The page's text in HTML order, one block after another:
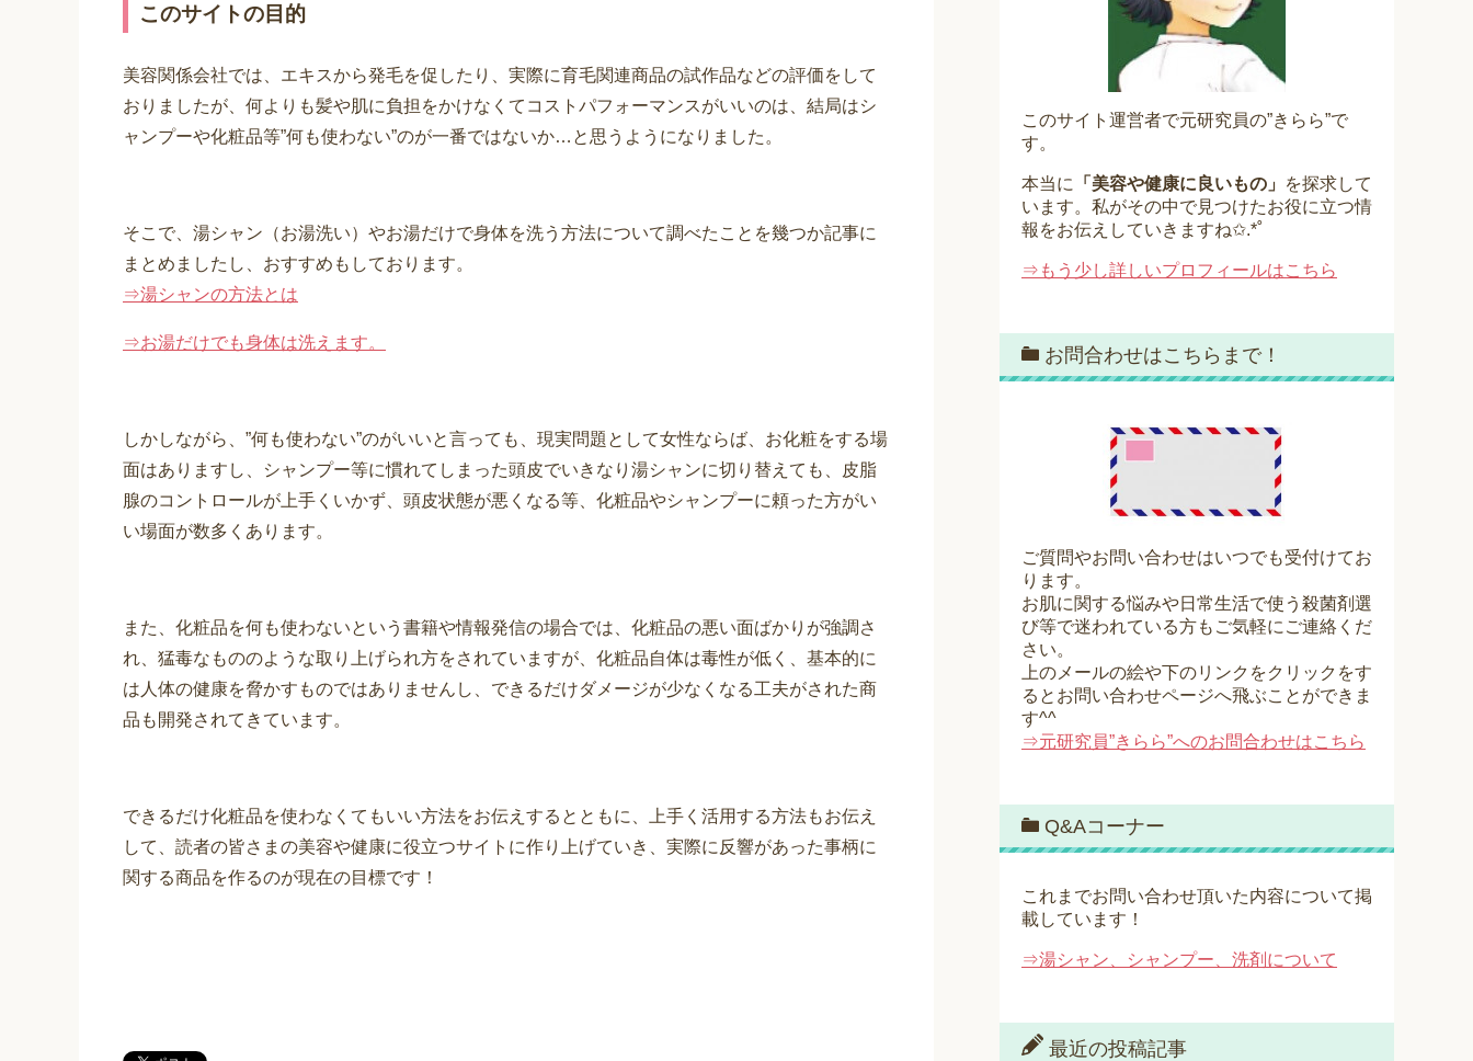
このサイトの目的
美容関係会社では、エキスから発毛を促したり、実際に育毛関連商品の試作品などの評価をして
おりましたが、何よりも髪や肌に負担をかけなくてコストパフォーマンスがいいのは、結局はシ
ャンプーや化粧品等”何も使わない”のが一番ではないか…と思うようになりました。
そこで、湯シャン（お湯洗い）やお湯だけで身体を洗う方法について調べたことを幾つか記事に
まとめましたし、おすすめもしております。
⇒湯シャンの方法とは
⇒お湯だけでも身体は洗えます。
しかしながら、”何も使わない”のがいいと言っても、現実問題として女性ならば、お化粧をする場
面はありますし、シャンプー等に慣れてしまった頭皮でいきなり湯シャンに切り替えても、皮脂
腺のコントロールが上手くいかず、頭皮状態が悪くなる等、化粧品やシャンプーに頼った方がい
い場面が数多くあります。
また、化粧品を何も使わないという書籍や情報発信の場合では、化粧品の悪い面ばかりが強調さ
れ、猛毒なもののような取り上げられ方をされていますが、化粧品自体は毒性が低く、基本的に
は人体の健康を脅かすものではありませんし、できるだけダメージが少なくなる工夫がされた商
品も開発されてきています。
できるだけ化粧品を使わなくてもいい方法をお伝えするとともに、上手く活用する方法もお伝え
して、読者の皆さまの美容や健康に役立つサイトに作り上げていき、実際に反響があった事柄に
関する商品を作るのが現在の目標です！
このサイト運営者で元研究員の”きらら”で
す。
本当に 「美容や健康に良いもの」 を探求して
います。私がその中で見つけたお役に立つ情
報をお伝えしていきますね✩.*˚
⇒もう少し詳しいプロフィールはこちら
お問合わせはこちらまで！
ご質問やお問い合わせはいつでも受付けてお
ります。
お肌に関する悩みや日常生活で使う殺菌剤選
び等で迷われている方もご気軽にご連絡くだ
さい。
上のメールの絵や下のリンクをクリックをす
るとお問い合わせページへ飛ぶことができま
す^^
⇒元研究員”きらら”へのお問合わせはこちら
Q&Aコーナー
これまでお問い合わせ頂いた内容について掲
載しています！
⇒湯シャン、シャンプー、洗剤について
最近の投稿記事